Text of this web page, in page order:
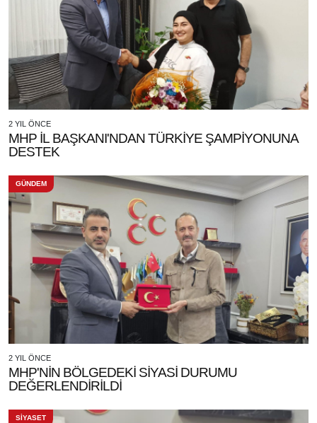
2 YIL ÖNCE
MHP İL BAŞKANI'NDAN TÜRKİYE ŞAMPİYONUNA
DESTEK
GÜNDEM
2 YIL ÖNCE
MHP'NİN BÖLGEDEKİ SİYASİ DURUMU
DEĞERLENDİRİLDİ
SİYASET